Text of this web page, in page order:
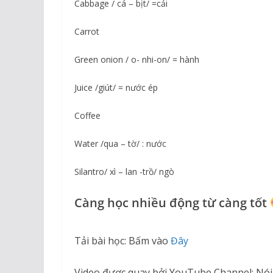
Cabbage / cá – bịt/ =cải
Carrot
Green onion / o- nhi-on/ = hành
Juice /giút/ = nước ép
Coffee
Water /qua – tờ/ : nước
Silantro/ xì – lan -trồ/ ngò
Càng học nhiều động từ càng tốt
Tải bài học: Bấm vào Đây